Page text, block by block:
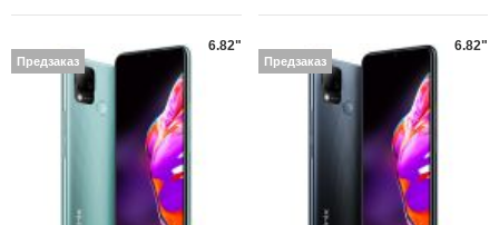
6.82"
Предзаказ
6.82"
Предзаказ